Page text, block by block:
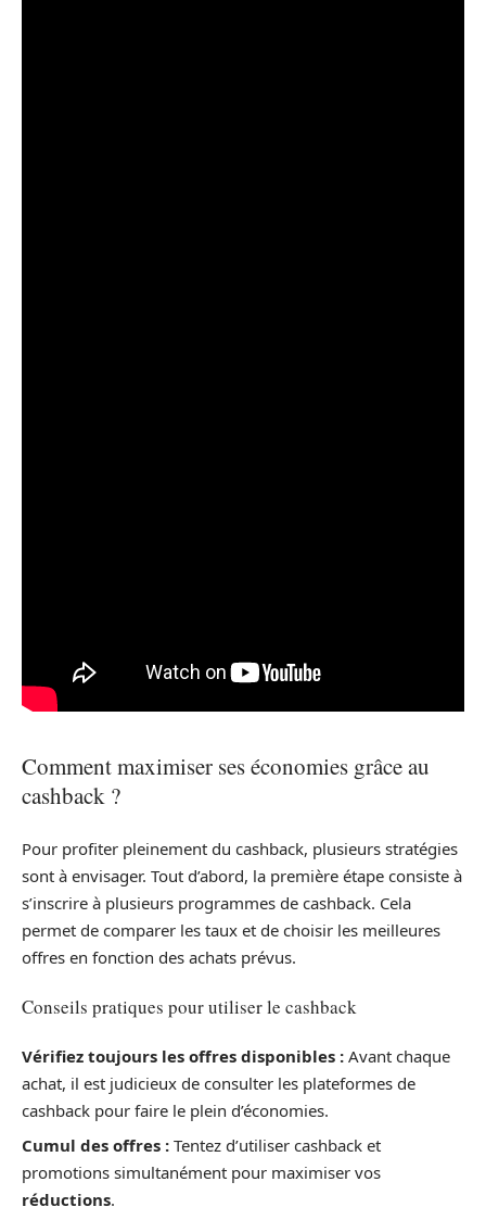
Comment maximiser ses économies grâce au
cashback ?
Pour profiter pleinement du cashback, plusieurs stratégies
sont à envisager. Tout d’abord, la première étape consiste à
s’inscrire à plusieurs programmes de cashback. Cela
permet de comparer les taux et de choisir les meilleures
offres en fonction des achats prévus.
Conseils pratiques pour utiliser le cashback
Vérifiez toujours les offres disponibles : Avant chaque
achat, il est judicieux de consulter les plateformes de
cashback pour faire le plein d’économies.
Cumul des offres : Tentez d’utiliser cashback et
promotions simultanément pour maximiser vos
réductions.